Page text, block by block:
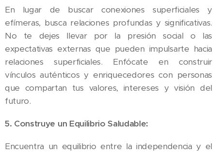
En lugar de buscar conexiones superficiales y
efímeras, busca relaciones profundas y significativas.
No te dejes llevar por la presión social o las
expectativas externas que pueden impulsarte hacia
relaciones superficiales. Enfócate en construir
vínculos auténticos y enriquecedores con personas
que compartan tus valores, intereses y visión del
futuro.
5. Construye un Equilibrio Saludable:
Encuentra un equilibrio entre la independencia y el